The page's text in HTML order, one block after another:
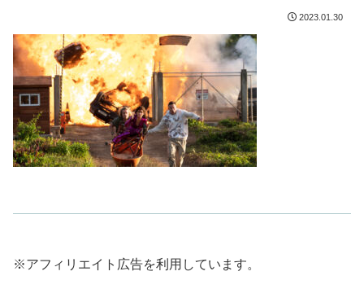
2023.01.30
※アフィリエイト広告を利用しています。